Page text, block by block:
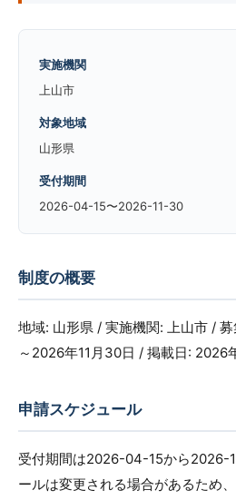
実施機関
上山市
対象地域
山形県
受付期間
2026-04-15〜2026-11-30
制度の概要
地域: 山形県 / 実施機関: 上山市 /
～2026年11月30日 / 掲載日: 2026
申請スケジュール
受付期間は2026-04-15から2026-
ールは変更される場合があるため